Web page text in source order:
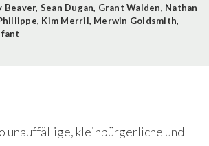
Beaver, Sean Dugan, Grant Walden, Nathan
, Kim Merril, Merwin Goldsmith,
unauffällige, kleinbürgerliche und